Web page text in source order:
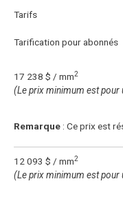
Tarifs
Tarification pour abonnés
17 238 $ / mm2
(Le prix minimum est pour
Remarque : Ce prix est
12 093 $ / mm2
(Le prix minimum est pour